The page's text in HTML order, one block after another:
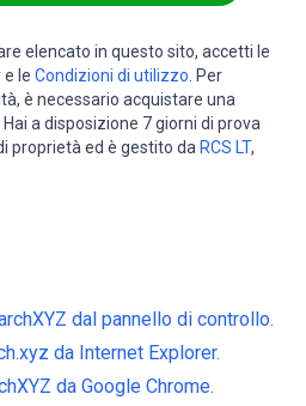
elencato in questo sito, accetti le
e le Condizioni di utilizzo . Per
è necessario acquistare una
a disposizione 7 giorni di prova
proprietà ed è gestito da RCS LT,
dal pannello di controllo.
da Internet Explorer.
da Google Chrome.